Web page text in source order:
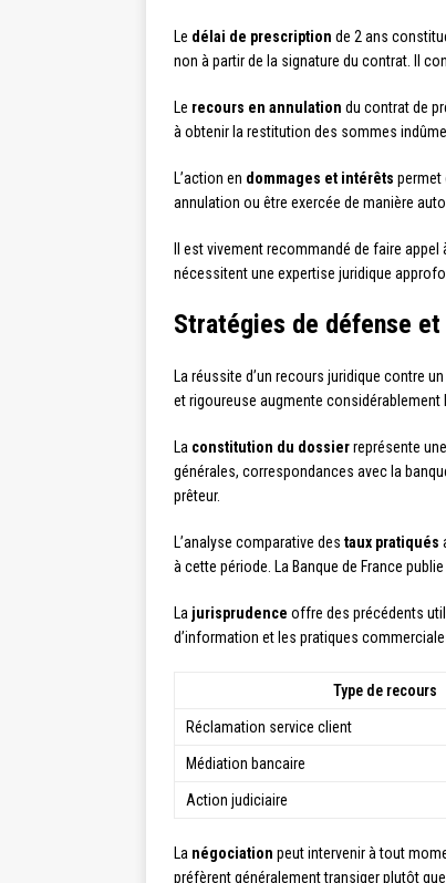
Le délai de prescription de 2 ans
non à partir de la signature du contrat. Il
Le recours en annulation du contrat de
à obtenir la restitution des sommes
L’action en dommages et intérêts permet
annulation ou être exercée de manière
Il est vivement recommandé de faire appel
nécessitent une expertise juridique
Stratégies de défense
La réussite d’un recours juridique contre
et rigoureuse augmente considérablement
La constitution du dossierreprésente
générales, correspondances avec la
prêteur.
L’analyse comparative des taux pratiqués
à cette période. La Banque de France
La jurisprudence offre des précédents
d’information et les pratiques
Type de recours
Réclamation service client
Médiation bancaire
Action judiciaire
La négociation peut intervenir à tout
préfèrent généralement transiger plutôt